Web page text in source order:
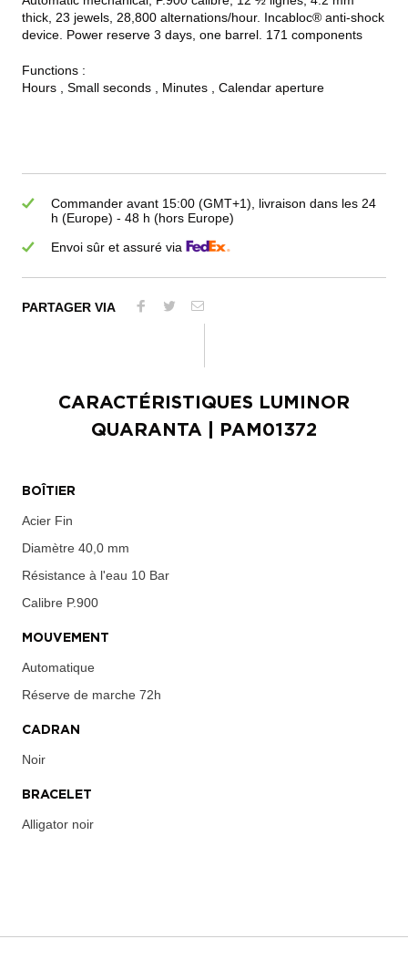
thick, 23 jewels, 28,800 alternations/hour. Incabloc® anti-shock
device. Power reserve 3 days, one barrel. 171 components
Functions :
Hours , Small seconds , Minutes , Calendar aperture
Commander avant 15:00 (GMT+1), livraison dans les 24
h (Europe) - 48 h (hors Europe)
Envoi sûr et assuré via
PARTAGER VIA
CARACTÉRISTIQUES LUMINOR
QUARANTA | PAM01372
BOÎTIER
Acier Fin
Diamètre 40,0 mm
Résistance à l'eau 10 Bar
Calibre P.900
MOUVEMENT
Automatique
Réserve de marche 72h
CADRAN
Noir
BRACELET
Alligator noir